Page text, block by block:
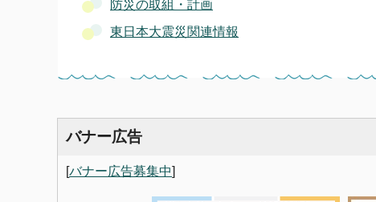
防災の取組・計画
東日本大震災関連情報
バナー広告
[バナー広告募集中]